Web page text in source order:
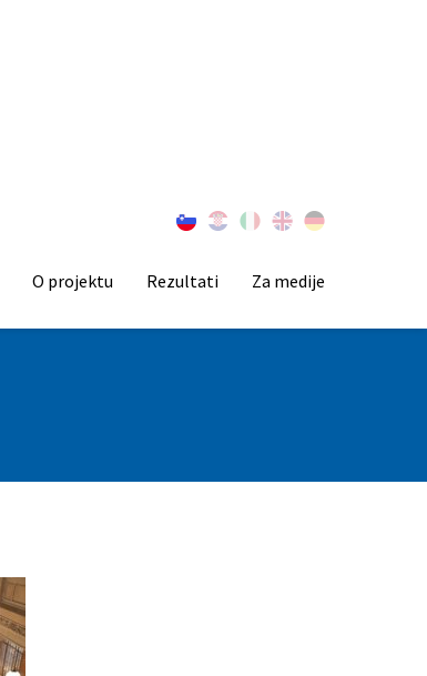
O projektu Rezultati Za medije